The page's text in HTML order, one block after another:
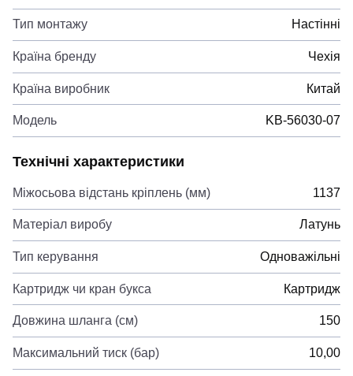
Тип монтажу Настінні
Країна бренду Чехія
Країна виробник Китай
Модель KB-56030-07
Технічні характеристики
Міжосьова відстань кріплень (мм) 1137
Матеріал виробу Латунь
Тип керування Одноважільні
Картридж чи кран букса Картридж
Довжина шланга (см) 150
Максимальний тиск (бар) 10,00